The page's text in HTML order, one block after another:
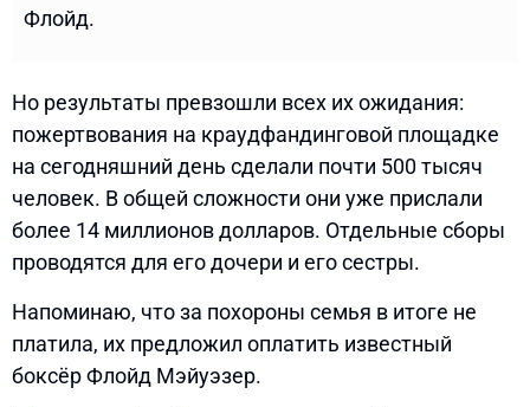
Флойд.
Но результаты превзошли всех их ожидания:
пожертвования на краудфандинговой площадке
на сегодняшний день сделали почти 500 тысяч
человек. В общей сложности они уже прислали
более 14 миллионов долларов. Отдельные сборы
проводятся для его дочери и его сестры.
Напоминаю, что за похороны семья в итоге не
платила, их предложил оплатить известный
боксёр Флойд Мэйуэзер.